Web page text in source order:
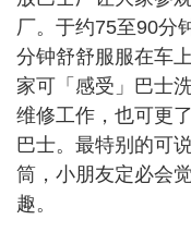
厂。于约75至90分
分钟舒舒服服在车
家可「感受」巴士
维修工作，也可更
巴士。最特别的可
筒，小朋友定必会
趣。